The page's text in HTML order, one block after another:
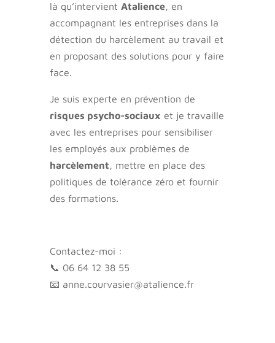
là qu’intervient Atalience, en
accompagnant les entreprises dans la
détection du harcèlement au travail et
en proposant des solutions pour y faire
face.
Je suis experte en prévention de
risques psycho-sociaux et je travaille
avec les entreprises pour sensibiliser
les employés aux problèmes de
harcèlement, mettre en place des
politiques de tolérance zéro et fournir
des formations.
Contactez-moi :
📞 06 64 12 38 55
📧 anne.courvasier@atalience.fr